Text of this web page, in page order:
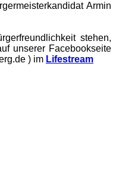
Armin
stehen,
unserer Facebookseite
) im Lifestream